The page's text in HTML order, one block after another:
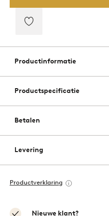
aan
Productinformatie
Productspecificatie
Betalen
Levering
Productverklaring
Nieuwe klant?